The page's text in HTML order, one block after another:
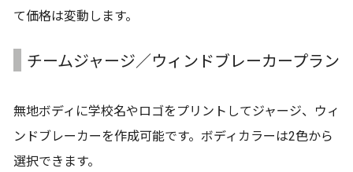
て価格は変動します。
チームジャージ／ウィンドブレーカープラン
無地ボディに学校名やロゴをプリントしてジャージ、ウィ
ンドブレーカーを作成可能です。ボディカラーは2色から
選択できます。